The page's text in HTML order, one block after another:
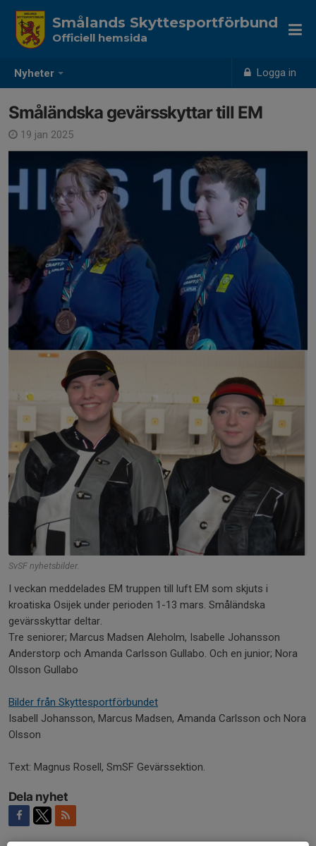
Nyheter Logga in
Smålands Skyttesportförbund
Officiell hemsida
Småländska gevärsskyttar till EM
19 jan 2025
SvSF nyhetsbilder.
I veckan meddelades EM truppen till luft EM som skjuts i
kroatiska Osijek under perioden 1-13 mars. Småländska
gevärsskyttar deltar.
Tre seniorer; Marcus Madsen Aleholm, Isabelle Johansson
Anderstorp och Amanda Carlsson Gullabo. Och en junior; Nora
Olsson Gullabo
Bilder från Skyttesportförbundet
Isabell Johansson, Marcus Madsen, Amanda Carlsson och Nora
Olsson
Text: Magnus Rosell, SmSF Gevärssektion.
Dela nyhet